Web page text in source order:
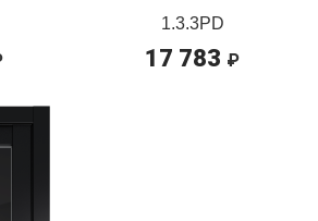
1.3.3PD
17 783 ₽